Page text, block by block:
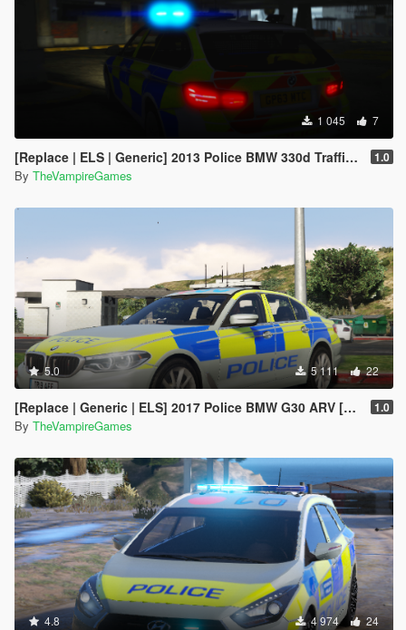
1 045 7
[Replace | ELS | Generic] 2013 Police BMW 330d Traffic [Marked] 1.0
By TheVampireGames
5.0 5 111 22
[Replace | Generic | ELS] 2017 Police BMW G30 ARV [Marked | Unmarked] 1.0
By TheVampireGames
4.8 4 974 24